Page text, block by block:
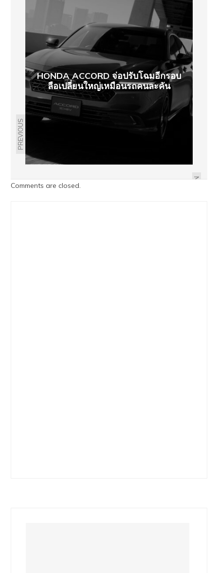
PREVIOUS
HONDA ACCORD จ่อปรับโฉมอีกรอบ
ลือเปลี่ยนใหญ่เหมือนรถคนละคัน
NEXT
ผลการทดสอบ FORD RANGER SUPER
Comments are closed.